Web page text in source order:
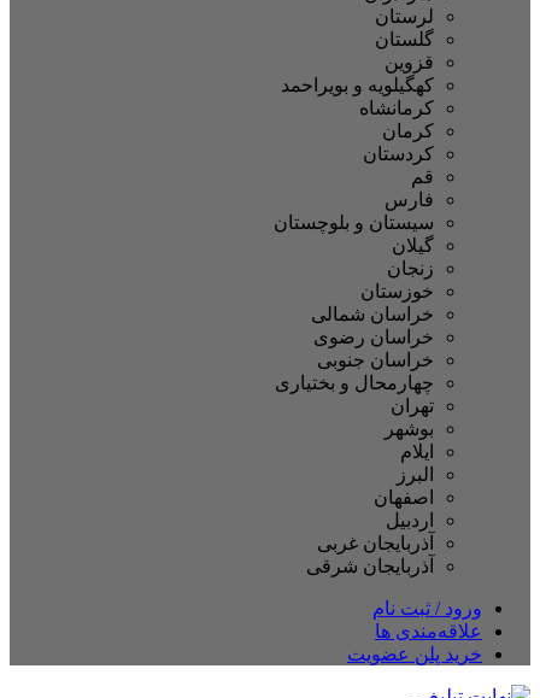
لرستان
گلستان
قزوین
کهگیلویه و بویراحمد
کرمانشاه
کرمان
کردستان
قم
فارس
سیستان و بلوچستان
گیلان
زنجان
خوزستان
خراسان شمالی
خراسان رضوی
خراسان جنوبی
چهارمحال و بختیاری
تهران
بوشهر
ایلام
البرز
اصفهان
اردبیل
آذربایجان غربی
آذربایجان شرقی
ورود / ثبت نام
علاقه‌مندی ها
خرید پلن عضویت